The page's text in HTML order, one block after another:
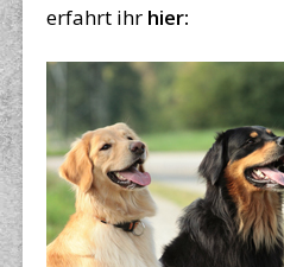
erfahrt ihr hier: